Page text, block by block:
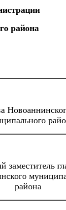
района
заместитель
района